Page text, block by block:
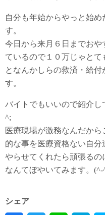
自分も年始からやっと始
す。
今日から来月６日までお
ているので１０万じゃと
となんかしらの救済・給
す。
バイトでもいいので紹介
^;
医療現場が激務なんだか
的な事を医療資格ない自
やらせてくれたら頑張るの
なんてぼやいてみます。(^-
シェア